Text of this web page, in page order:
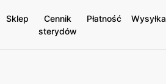
Sklep
Cennik
sterydów
Płatność Wysyłka